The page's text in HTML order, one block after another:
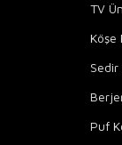
TV
Köşe
Sedir
Puf